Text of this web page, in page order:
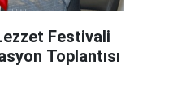
Festivali
Toplantısı